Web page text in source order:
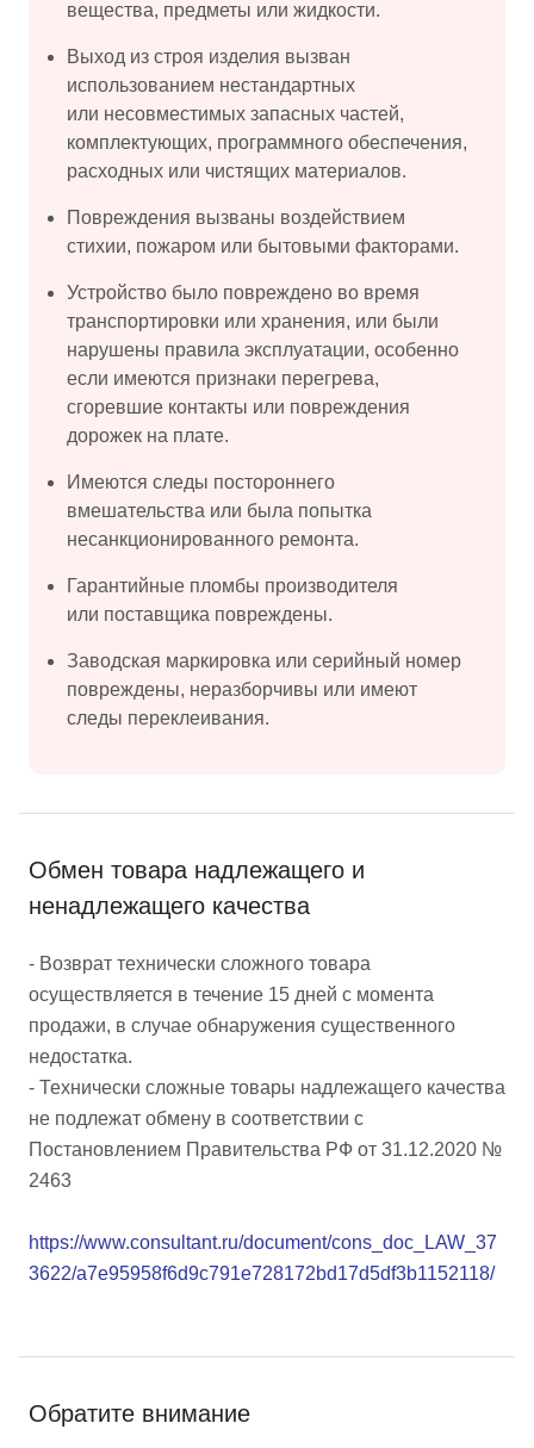
вещества, предметы или жидкости.
Выход из строя изделия вызван
использованием нестандартных
или несовместимых запасных частей,
комплектующих, программного обеспечения,
расходных или чистящих материалов.
Повреждения вызваны воздействием
стихии, пожаром или бытовыми факторами.
Устройство было повреждено во время
транспортировки или хранения, или были
нарушены правила эксплуатации, особенно
если имеются признаки перегрева,
сгоревшие контакты или повреждения
дорожек на плате.
Имеются следы постороннего
вмешательства или была попытка
несанкционированного ремонта.
Гарантийные пломбы производителя
или поставщика повреждены.
Заводская маркировка или серийный номер
повреждены, неразборчивы или имеют
следы переклеивания.
Обмен товара надлежащего и
ненадлежащего качества
- Возврат технически сложного товара
осуществляется в течение 15 дней с момента
продажи, в случае обнаружения существенного
недостатка.
- Технически сложные товары надлежащего качества
не подлежат обмену в соответствии с
Постановлением Правительства РФ от 31.12.2020 №
2463
https://www.consultant.ru/document/cons_doc_LAW_37
3622/a7e95958f6d9c791e728172bd17d5df3b1152118/
Обратите внимание